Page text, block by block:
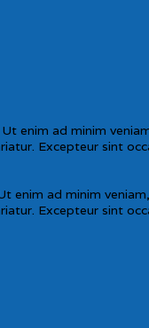
enim ad minim
Excepteur sint
ad minim
Excepteur sint